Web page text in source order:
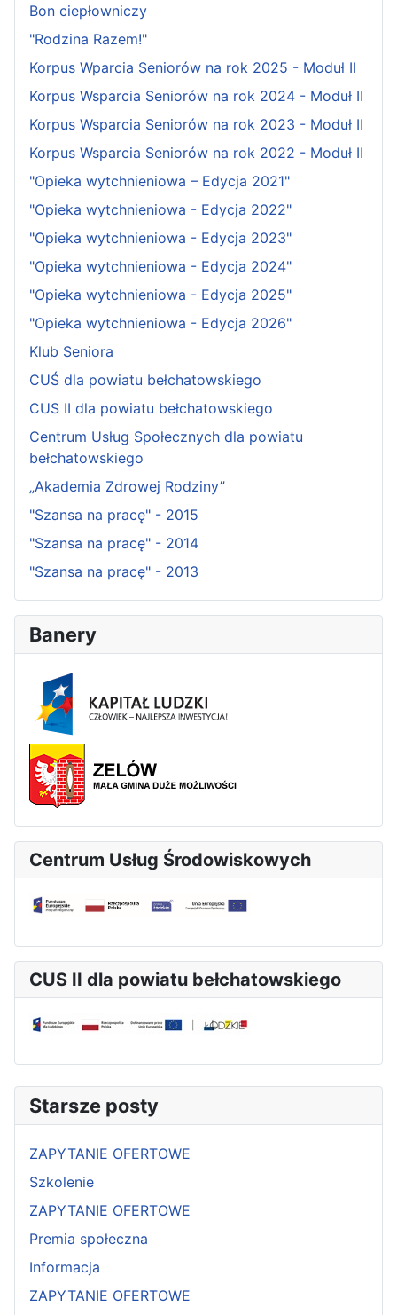
Bon ciepłowniczy
"Rodzina Razem!"
Korpus Wparcia Seniorów na rok 2025 - Moduł II
Korpus Wsparcia Seniorów na rok 2024 - Moduł II
Korpus Wsparcia Seniorów na rok 2023 - Moduł II
Korpus Wsparcia Seniorów na rok 2022 - Moduł II
"Opieka wytchnieniowa – Edycja 2021"
"Opieka wytchnieniowa - Edycja 2022"
"Opieka wytchnieniowa - Edycja 2023"
"Opieka wytchnieniowa - Edycja 2024"
"Opieka wytchnieniowa - Edycja 2025"
"Opieka wytchnieniowa - Edycja 2026"
Klub Seniora
CUŚ dla powiatu bełchatowskiego
CUS II dla powiatu bełchatowskiego
Centrum Usług Społecznych dla powiatu
bełchatowskiego
„Akademia Zdrowej Rodziny”
"Szansa na pracę" - 2015
"Szansa na pracę" - 2014
"Szansa na pracę" - 2013
Banery
Centrum Usług Środowiskowych
CUS II dla powiatu bełchatowskiego
Starsze posty
ZAPYTANIE OFERTOWE
Szkolenie
ZAPYTANIE OFERTOWE
Premia społeczna
Informacja
ZAPYTANIE OFERTOWE